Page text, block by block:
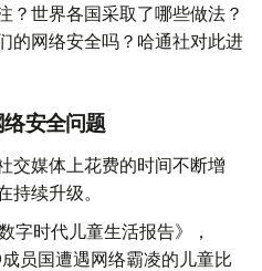
？世界各国采取了哪些做法？
的网络安全吗？哈通社对此进
安全问题
交媒体上花费的时间不断增
持续升级。
字时代儿童生活报告》，
员国遭遇网络霸凌的儿童比